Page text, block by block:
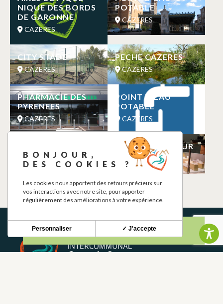
NIQUE DES BORDS
DE GARONNE
CAZERES
POTABLE
CAZERES
CITY STADE
CAZERES
PECHE CAZERES
CAZERES
PHARMACIE DES
PYRENEES
CAZERES
POINT D’EAU
POTABLE
CAZERES
POINT D’EAU
POTABLE
CAZERES PRIMEUR
CAZERES
BONJOUR,
DES COOKIES ?
Les cookies nous apportent des retours précieux sur
vos interactions avec notre site, pour apporter
régulièrement des améliorations à votre expérience.
✓ J'accepte
Personnaliser